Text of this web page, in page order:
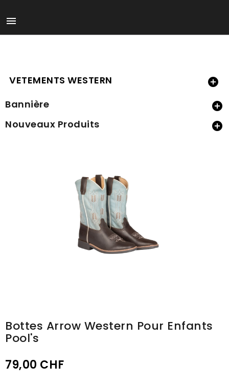

VETEMENTS WESTERN 
Bannière 
Nouveaux Produits 
Bottes Arrow Western Pour Enfants
Pool's
79,00 CHF